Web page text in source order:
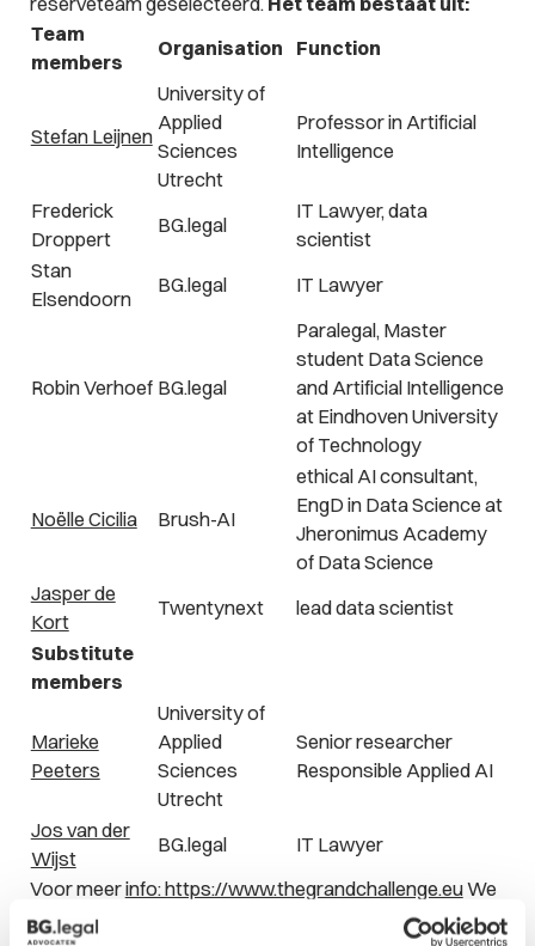
Team
members
Organisation Function
Stefan Leijnen
University of
Applied
Sciences
Utrecht
Professor in Artificial
Intelligence
Frederick
Droppert
BG.legal
IT Lawyer, data
scientist
Stan
Elsendoorn
BG.legal IT Lawyer
Robin Verhoef BG.legal
Paralegal, Master
student Data Science
and Artificial Intelligence
at Eindhoven University
of Technology
Noëlle Cicilia Brush-AI
ethical AI consultant,
EngD in Data Science at
Jheronimus Academy
of Data Science
Jasper de
Kort
Twentynext
lead data scientist
Substitute
members
Marieke
Peeters
University of
Applied
Sciences
Utrecht
Senior researcher
Responsible Applied AI
Jos van der
Wijst
BG.legal
IT Lawyer
Voor meerinfo: https://www.thegrandchallenge.euWe
houden ons dus paraat maar zitten zeker niet stil.